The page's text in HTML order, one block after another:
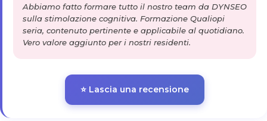
Abbiamo fatto formare tutto il nostro team da DYNSEO
sulla stimolazione cognitiva. Formazione Qualiopi
seria, contenuto pertinente e applicabile al quotidiano.
Vero valore aggiunto per i nostri residenti.
⭐ Lascia una recensione